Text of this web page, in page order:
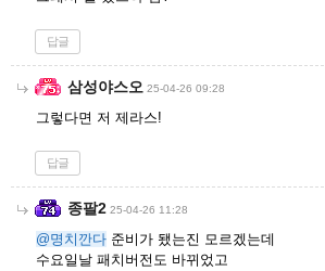
답글
삼성야스오 25-04-26 09:28
그렇다면 저 제라스!
답글
종팔2 25-04-26 11:28
@명치깐다 준비가 됐는진 모르겠는데
수요일날 패치버전도 바뀌었고